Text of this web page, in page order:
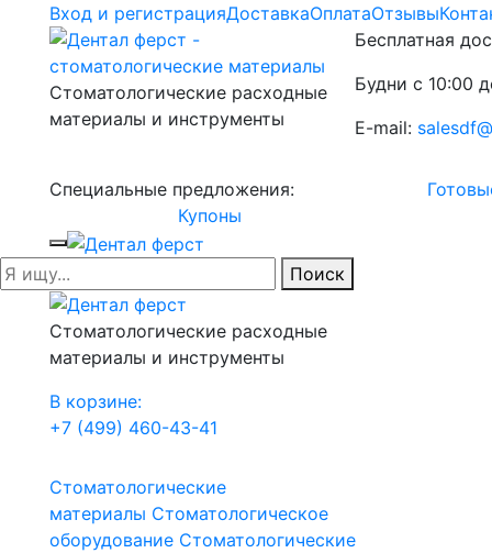
Вход и регистрацияДоставкаОплатаОтзывы
Стоматологические расходные
материалы и инструменты
Бесплатная
Будни с 10:00
E-mail:
Специальные предложения:
Купоны
Поиск
Стоматологические расходные
материалы и инструменты
В корзине:
+7 (499) 460-43-41
Стоматологические
материалы Стоматологическое
оборудование Стоматологические